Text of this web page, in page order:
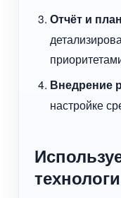
Отчёт и
Внедрение
настройке